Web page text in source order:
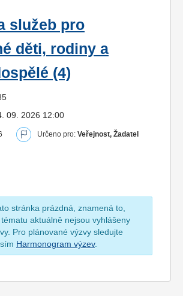
služeb pro
děti, rodiny a
(4)
09. 2026 12:00
Určeno pro: Veřejnost, Žadatel
stránka prázdná, znamená to,
aktuálně nejsou vyhlášeny
Pro plánované výzvy sledujte
Harmonogram výzev.